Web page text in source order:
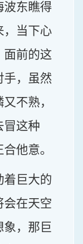
波东瞧得
，当下心
面前的这
手，虽然
不熟，
冒这种
他意。
着巨大的
会在天空
象，那巨